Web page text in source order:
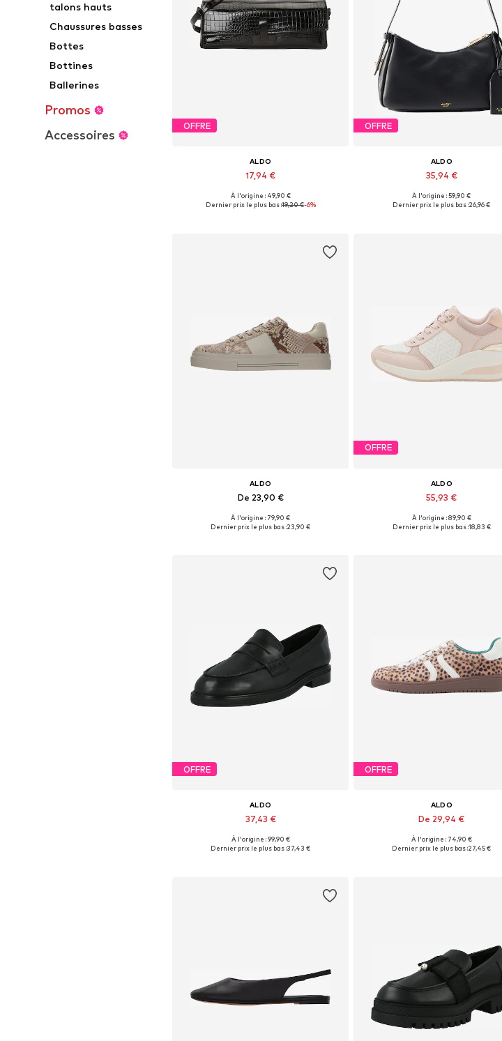
talons hauts
Chaussures basses
Bottes
Bottines
Ballerines
Promos
Accessoires
OFFRE
ALDO
17,94 €
Tailles disponibles: One Size
À l'origine : 49,90 €
Dernier prix le plus bas :19,20 €-6%
OFFRE
ALDO
35,94 €
Tailles disponibles: One Size
À l'origine : 59,90 €
Dernier prix le plus bas :26,96 €
ALDO
De 23,90 €
Tailles disponibles: 38, 39-39,5, 40, 41-41,5
À l'origine : 79,90 €
Dernier prix le plus bas :23,90 €
OFFRE
ALDO
55,93 €
Tailles disponibles: 39-39,5, 41-41,5
À l'origine : 89,90 €
Dernier prix le plus bas :18,83 €
OFFRE
ALDO
37,43 €
Tailles disponibles: 37, 39-39,5
À l'origine : 99,90 €
Dernier prix le plus bas :37,43 €
OFFRE
ALDO
De 29,94 €
Disponible en plusieurs tailles
À l'origine : 74,90 €
Dernier prix le plus bas :27,45 €